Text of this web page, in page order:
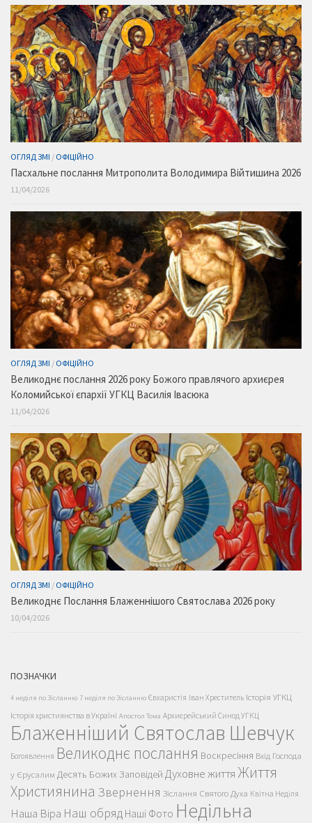
ОГЛЯД ЗМІ / ОФІЦІЙНО
Пасхальне послання Митрополита Володимира Війтишина 2026
11/04/2026
ОГЛЯД ЗМІ / ОФІЦІЙНО
Великоднє послання 2026 року Божого правлячого архиєрея
Коломийської єпархії УГКЦ Василія Івасюка
11/04/2026
ОГЛЯД ЗМІ / ОФІЦІЙНО
Великоднє Послання Блаженнішого Святослава 2026 року
10/04/2026
ПОЗНАЧКИ
4 неділя по Зісланню 7 неділя по Зісланню Євхаристія Іван Хреститель Історія УГКЦ
Історія християнства в Україні Апостол Тома Архиєрейський Синод УГКЦ
Блаженніший Святослав Шевчук
Богоявлення Великоднє послання Воскресіння Вхід Господа
у Єрусалим Десять Божих Заповідей Духовне життяЖиття
Християнина Звернення Зіслання Святого Духа Квітна Неділя
Наша Віра Наш обряд Наші Фото Недільна